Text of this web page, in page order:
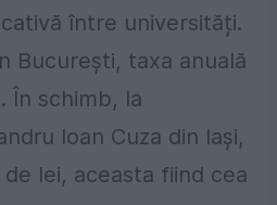
între universități.
București, taxa anuală
În schimb, la
Ioan Cuza din Iași,
lei, aceasta fiind cea